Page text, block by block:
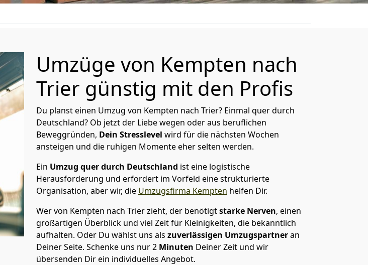
Umzüge von Kempten nach
Trier günstig mit den Profis
Du planst einen Umzug von Kempten nach Trier? Einmal quer durch
Deutschland? Ob jetzt der Liebe wegen oder aus beruflichen
Beweggründen, Dein Stresslevel wird für die nächsten Wochen
ansteigen und die ruhigen Momente eher selten werden.
Ein Umzug quer durch Deutschland ist eine logistische
Herausforderung und erfordert im Vorfeld eine strukturierte
Organisation, aber wir, die Umzugsfirma Kempten helfen Dir.
Wer von Kempten nach Trier zieht, der benötigtstarke Nerven, einen
großartigen Überblick und viel Zeit für Kleinigkeiten, die bekanntlich
aufhalten. Oder Du wählst uns als zuverlässigen Umzugspartneran
Deiner Seite. Schenke uns nur2 Minuten Deiner Zeit und wir
übersenden Dir ein individuelles Angebot.